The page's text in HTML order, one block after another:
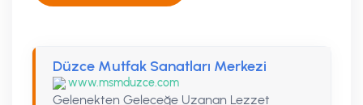
Düzce Mutfak Sanatları Merkezi
www.msmduzce.com
Gelenekten Geleceğe Uzanan Lezzet